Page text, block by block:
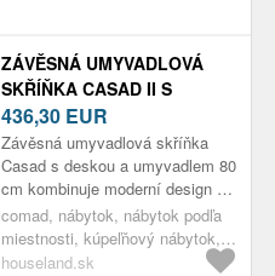
ZÁVĚSNÁ UMYVADLOVÁ
SKŘÍŇKA CASAD II S
DESKOU A UMYVADLEM 80
CM ČERNÁ/DUB WOTAN
436,30 EUR
Závěsná umyvadlová skříňka
Casad s deskou a umyvadlem 80
cm kombinuje moderní design a
praktičnost. Dvě zásuvky a
otevřený prostor s policemi
nabíz...
comad, nábytok, nábytok podľa
miestnosti, kúpeľňový nábytok,
umývadlové skrinky, skrinky s
houseland.sk